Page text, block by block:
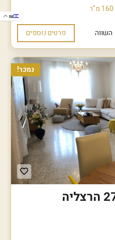
160 מ"ר
השווה פרטים נוספים
נמכר!
IW